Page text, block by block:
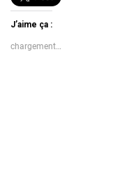
J’aime ça :
chargement…